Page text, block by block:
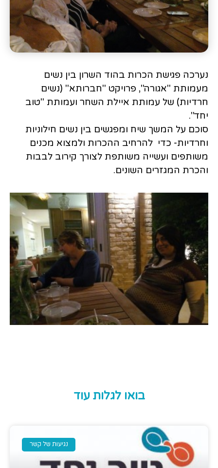
נערכה פגישת הכרות בהוד השרון בין נשים
מעמותת "אגורה", פרויקט "חברותא" (נשים
חרדיות) של עמותת איילת השחר ועמותת "טוב
יחד".
סוכם על המשך שיח ומפגשים בין נשים חילוניות
וחרדיות- כדי להרחיב ההכרות ולמצוא מכנים
משותפים ועשייה משותפת לצורך קירוב לבבות
והכרת המגזרים השונים.
בואו לגלות עוד
נגיעות של קשר